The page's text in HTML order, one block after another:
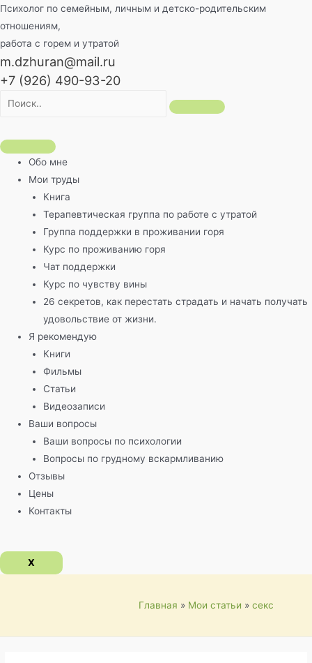
Перейти
к
содержимому
Психолог по семейным, личным и детско-родительским
отношениям,
работа с горем и утратой
m.dzhuran@mail.ru
+7 (926) 490-93-20
Обо мне
Мои труды
Книга
Терапевтическая группа по работе с утратой
Группа поддержки в проживании горя
Курс по проживанию горя
Чат поддержки
Курс по чувству вины
26 секретов, как перестать страдать и начать получать
удовольствие от жизни.
Я рекомендую
Книги
Фильмы
Статьи
Видеозаписи
Ваши вопросы
Ваши вопросы по психологии
Вопросы по грудному вскармливанию
Отзывы
Цены
Контакты
X
Главная Мои статьи секс